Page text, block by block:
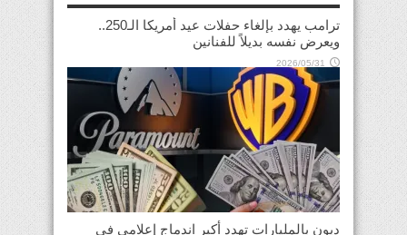
ترامب يهدد بإلغاء حفلات عيد أمريكا الـ250..
ويعرض نفسه بديلاً للفنانين
2026/05/31
ديون بالمليارات تهدد أكبر اندماج إعلامي في